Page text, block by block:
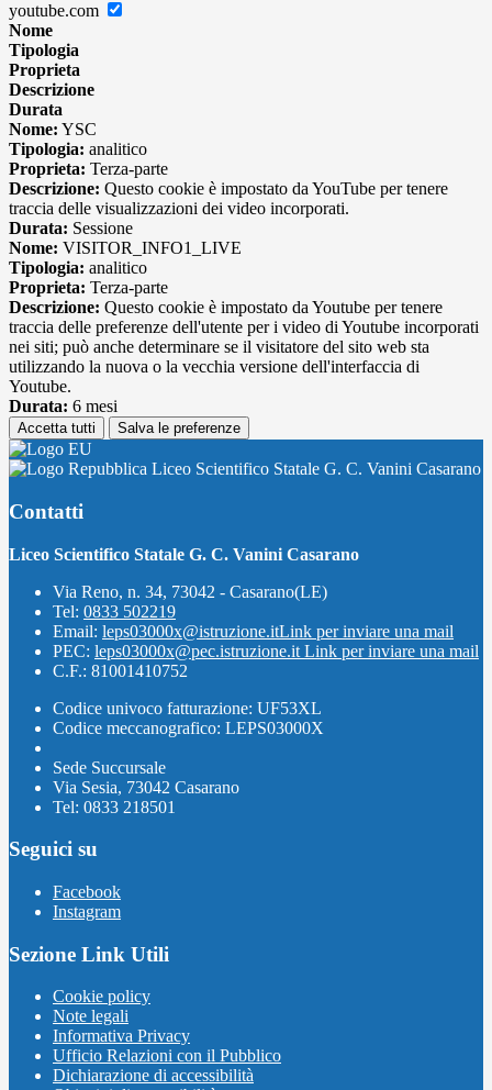
youtube.com
Nome
Tipologia
Proprieta
Descrizione
Durata
Nome: YSC
Tipologia: analitico
Proprieta: Terza-parte
Descrizione: Questo cookie è impostato da YouTube per tenere
traccia delle visualizzazioni dei video incorporati.
Durata: Sessione
Nome: VISITOR_INFO1_LIVE
Tipologia: analitico
Proprieta: Terza-parte
Descrizione: Questo cookie è impostato da Youtube per tenere
traccia delle preferenze dell'utente per i video di Youtube incorporati
nei siti; può anche determinare se il visitatore del sito web sta
utilizzando la nuova o la vecchia versione dell'interfaccia di
Youtube.
Durata: 6 mesi
Accetta tutti Salva le preferenze
Liceo Scientifico Statale G. C. Vanini Casarano
Contatti
Liceo Scientifico Statale G. C. Vanini Casarano
Via Reno, n. 34, 73042 - Casarano(LE)
Tel: 0833 502219
Email: leps03000x@istruzione.itLink per inviare una mail
PEC: leps03000x@pec.istruzione.it Link per inviare una mail
C.F.: 81001410752
Codice univoco fatturazione: UF53XL
Codice meccanografico: LEPS03000X
Sede Succursale
Via Sesia, 73042 Casarano
Tel: 0833 218501
Seguici su
Facebook
Instagram
Sezione Link Utili
Cookie policy
Note legali
Informativa Privacy
Ufficio Relazioni con il Pubblico
Dichiarazione di accessibilità